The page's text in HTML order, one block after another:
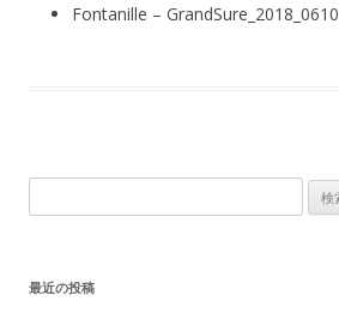
Fontanille – GrandSure_2018_0610
索
最近の投稿